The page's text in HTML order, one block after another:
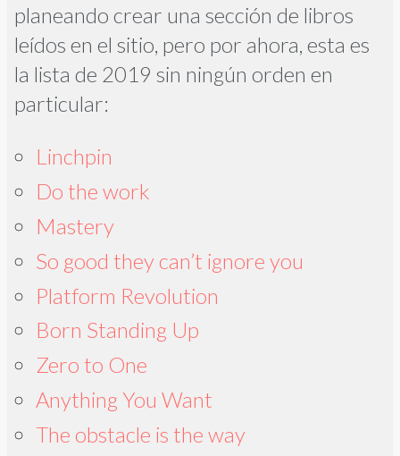
planeando crear una sección de libros
leídos en el sitio, pero por ahora, esta es
la lista de 2019 sin ningún orden en
particular:
Linchpin
Do the work
Mastery
So good they can’t ignore you
Platform Revolution
Born Standing Up
Zero to One
Anything You Want
The obstacle is the way